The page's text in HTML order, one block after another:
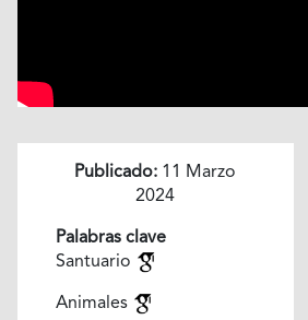
Publicado: 11 Marzo
2024
Palabras clave
Santuario
Animales